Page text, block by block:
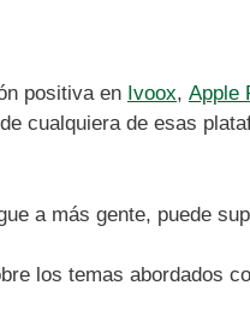
positiva en Ivoox, Apple
cualquiera de esas
a más gente, puede
los temas abordados